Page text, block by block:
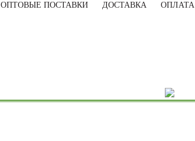
ОПТОВЫЕ ПОСТАВКИ ДОСТАВКА ОПЛАТА